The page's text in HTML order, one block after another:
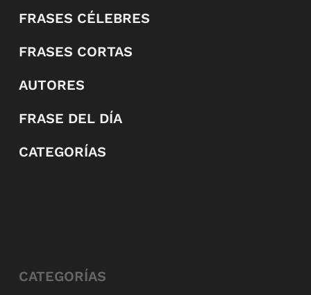
FRASES CÉLEBRES
FRASES CORTAS
AUTORES
FRASE DEL DÍA
CATEGORÍAS
CATEGORÍAS